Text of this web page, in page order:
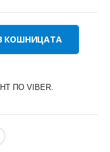
КОШНИЦАТА
ПО VIBER.